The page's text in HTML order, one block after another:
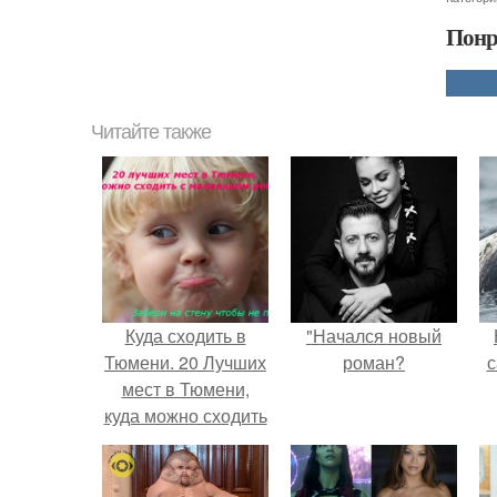
Читайте также
Куда сходить в
Тюмени. 20 Лучших
мест в Тюмени,
куда можно сходить
с маленьким
ребенком
"Начался новый
роман?